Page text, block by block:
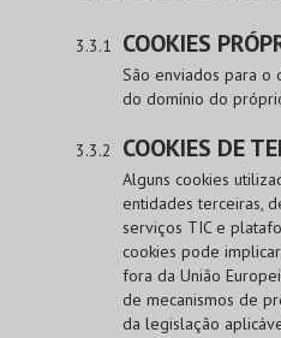
COOKIES
São enviados para o
do domínio do
COOKIES DE
Alguns cookies
entidades terceiras,
serviços TIC e
cookies pode
fora da União
de mecanismos de
da legislação